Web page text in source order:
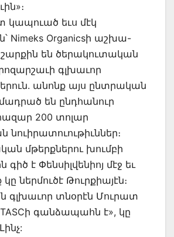
կապուած եւս մէկ
Nimeks Organicsի աշխա-
են ծերակուտական
գլխաւոր
անոնք այս ընտրական
են ընդհանուր
200 տոլար
մթերքներու խումբի
է Փենսիլվենիոյ մէջ եւ
ներմուծէ Թուրքիայէն։
գլխաւոր տնօրէն Մուրատ
TASCի գանձապահն է», կը